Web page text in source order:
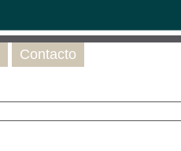
Contacto